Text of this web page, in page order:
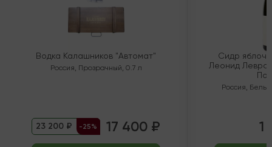
Водка Калашников "Автомат"
Россия, Прозрачный, 0.7 л
23 200 ₽ -25% 17 400 ₽
Сидр
Леонид
Россия, Белый
1